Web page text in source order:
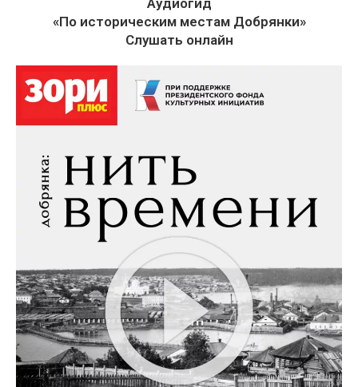
Аудиогид
«По историческим местам Добрянки»
Слушать онлайн